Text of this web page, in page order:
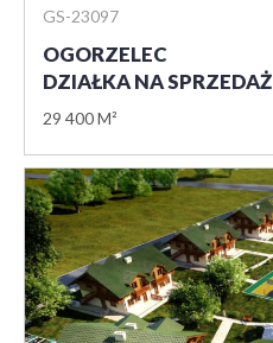
GS-23097
OGORZELEC
DZIAŁKA NA SPRZEDAŻ
29 400 M²